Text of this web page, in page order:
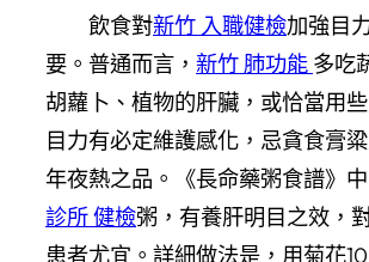
飲食對新竹 入職健檢加強目
要。普通而言， 新竹 肺功能 多吃
胡蘿卜、植物的肝臟，或恰當用
目力有必定維護感化，忌貪食膏
年夜熱之品。《長命藥粥食譜》
診所 健檢粥，有養肝明目之效，
患者尤宜。詳細做法是，用菊花